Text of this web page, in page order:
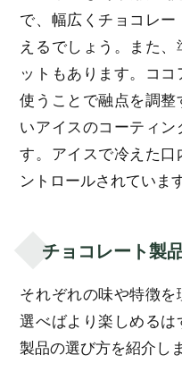
で、幅広くチョコレ
えるでしょう。また
ットもあります。コ
使うことで融点を調
いアイスのコーティン
す。アイスで冷えた口
ントロールされていま
チョコレート製
それぞれの味や特徴
選べばより楽しめるは
製品の選び方を紹介し